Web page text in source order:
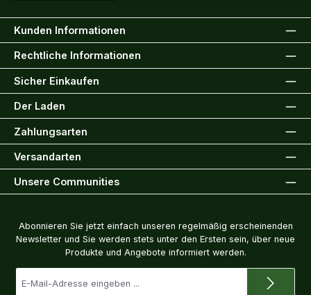
Kunden Informationen
Rechtliche Informationen
Sicher Einkaufen
Der Laden
Zahlungsarten
Versandarten
Unsere Communities
Abonnieren Sie jetzt einfach unseren regelmäßig erscheinenden
Newsletter und Sie werden stets unter den Ersten sein, über neue
Produkte und Angebote informiert werden.
Mail-